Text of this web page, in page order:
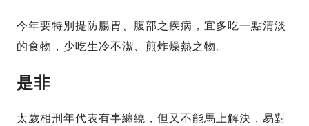
今年要特別提防腸胃、腹部之疾病，宜多吃一點清淡
的食物，少吃生冷不潔、煎炸燥熱之物。
是非
太歲相刑年代表有事纏繞，但又不能馬上解決，易對